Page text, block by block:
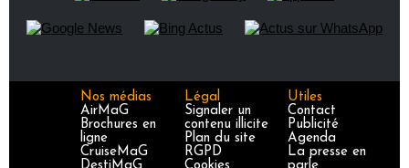
Nos médias
AirMaG
Brochures en
ligne
CruiseMaG
Légal
Signaler un
contenu illicite
Plan du site
RGPD
Utiles
Contact
Publicité
Agenda
La presse en